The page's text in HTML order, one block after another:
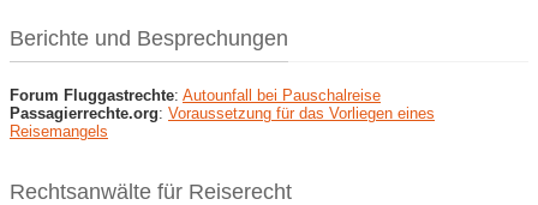
Berichte und Besprechungen
Forum Fluggastrechte: Autounfall bei Pauschalreise
Passagierrechte.org: Voraussetzung für das Vorliegen eines
Reisemangels
Rechtsanwälte für Reiserecht